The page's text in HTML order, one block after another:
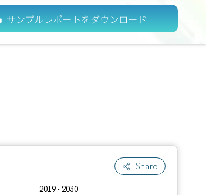
Share
2019 - 2030